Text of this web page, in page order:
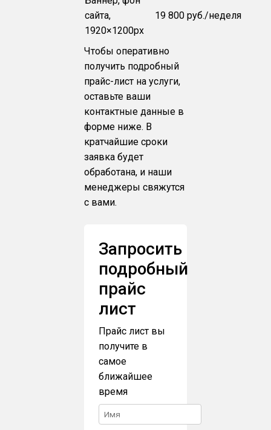
сайта,
1920×1200px
19 800 руб./неделя
Чтобы оперативно
получить подробный
прайс-лист на услуги,
оставьте ваши
контактные данные в
форме ниже. В
кратчайшие сроки
заявка будет
обработана, и наши
менеджеры свяжутся
с вами.
Запросить
подробный
прайс
лист
Прайс лист вы
получите в
самое
ближайшее
время